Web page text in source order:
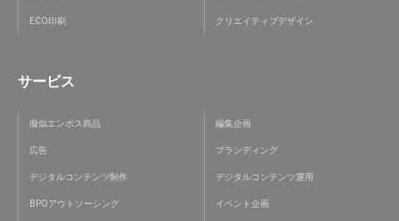
ECO印刷 クリエイティブデザイン
サービス
擬似エンボス商品 編集企画
広告 ブランディング
デジタルコンテンツ制作 デジタルコンテンツ運用
BPOアウトソーシング イベント企画